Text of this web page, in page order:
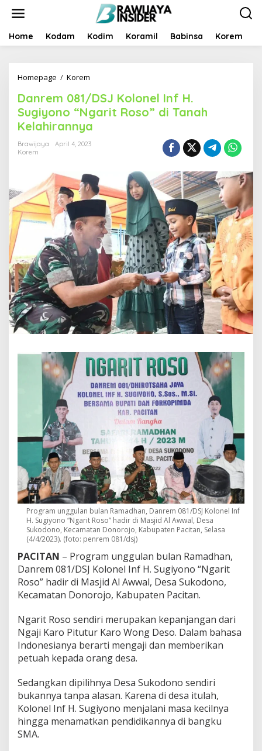
t
Home Kodam Kodim Koramil Babinsa Korem
Homepage / Korem
n
r
e
m
0
/
D
S
J
K
o
l
o
n
I
f
H
.
u
g
y
o
n
g
a
r
i
t
o
s
o
"
i
T
a
n
h
K
e
l
a
i
r
a
n
n
Danrem 081/DSJ Kolonel Inf H.
Sugiyono “Ngarit Roso” di Tanah
Kelahirannya
Brawijaya
April 4, 2023
Korem
Program unggulan bulan Ramadhan, Danrem 081/DSJ Kolonel Inf
H. Sugiyono “Ngarit Roso” hadir di Masjid Al Awwal, Desa
Sukodono, Kecamatan Donorojo, Kabupaten Pacitan, Selasa
(4/4/2023). (foto: penrem 081/dsj)
PACITAN – Program unggulan bulan Ramadhan,
Danrem 081/DSJ Kolonel Inf H. Sugiyono “Ngarit
Roso” hadir di Masjid Al Awwal, Desa Sukodono,
Kecamatan Donorojo, Kabupaten Pacitan.
Ngarit Roso sendiri merupakan kepanjangan dari
Ngaji Karo Pitutur Karo Wong Deso. Dalam bahasa
Indonesianya berarti mengaji dan memberikan
petuah kepada orang desa.
Sedangkan dipilihnya Desa Sukodono sendiri
bukannya tanpa alasan. Karena di desa itulah,
Kolonel Inf H. Sugiyono menjalani masa kecilnya
hingga menamatkan pendidikannya di bangku
SMA.